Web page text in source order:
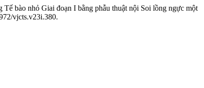
bào nhỏ Giai đoạn I bằng phẫu thuật nội Soi lồng ngực một
vjcts.v23i.380.